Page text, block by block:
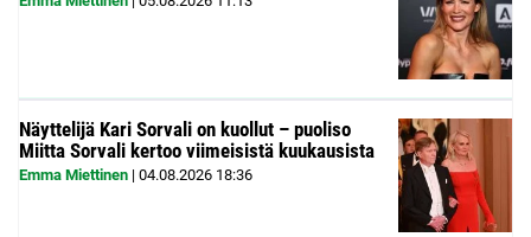
Näyttelijä Kari Sorvali on kuollut – puoliso
Miitta Sorvali kertoo viimeisistä kuukausista
Emma Miettinen | 04.08.2026 18:36